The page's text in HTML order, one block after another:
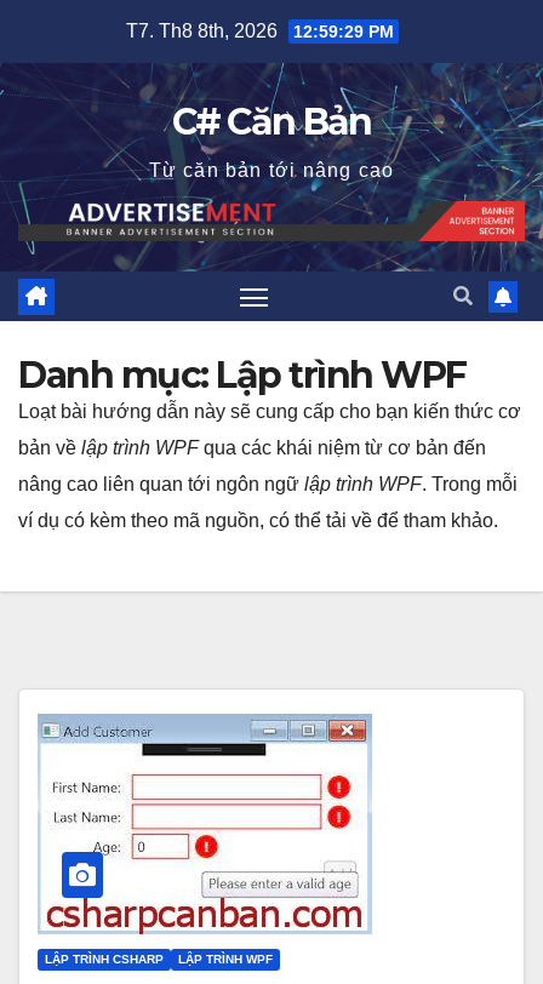
content
T7. Th8 8th, 2026 12:59:30 PM
C# Căn Bản
Từ căn bản tới nâng cao
Danh mục: Lập trình WPF
Loạt bài hướng dẫn này sẽ cung cấp cho bạn kiến thức cơ
bản về lập trình WPFqua các khái niệm từ cơ bản đến
nâng cao liên quan tới ngôn ngữ lập trình WPF. Trong mỗi
ví dụ có kèm theo mã nguồn, có thể tải về để tham khảo.
LẬP TRÌNH CSHARP LẬP TRÌNH WPF